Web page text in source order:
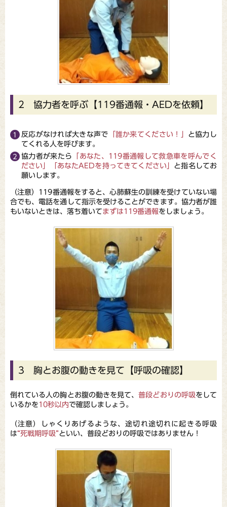
2 協力者を呼ぶ【119番通報・AEDを依頼】
反応がなければ大きな声で 「誰か来てください！」 と協力し
てくれる人を呼びます。
協力者が来たら
「あなた、119番通報して救急車を呼んでく
ださい」「あなたAEDを持ってきてください」 と指名してお
願いします。
（注意）119番通報をすると、心肺蘇生の訓練を受けていない場
合でも、電話を通して指示を受けることができます。協力者が誰
もいないときは、落ち着いてまずは119番通報をしましょう。
3 胸とお腹の動きを見て【呼吸の確認】
倒れている人の胸とお腹の動きを見て、普段どおりの呼吸をして
いるかを 10秒以内で確認しましょう。
（注意）しゃくりあげるような、途切れ途切れに起きる呼吸
は“死戦期呼吸”といい、普段どおりの呼吸ではありません！